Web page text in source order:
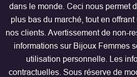
dans le monde. Ceci nous permet
plus bas du marché, tout en
nos clients. Avertissement de non-
informations sur Bijoux Femmes
utilisation personnelle. Les
contractuelles. Sous réserve de